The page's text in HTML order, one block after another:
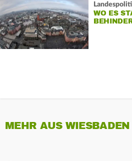
WO ES
MEHR AUS WIESBADEN